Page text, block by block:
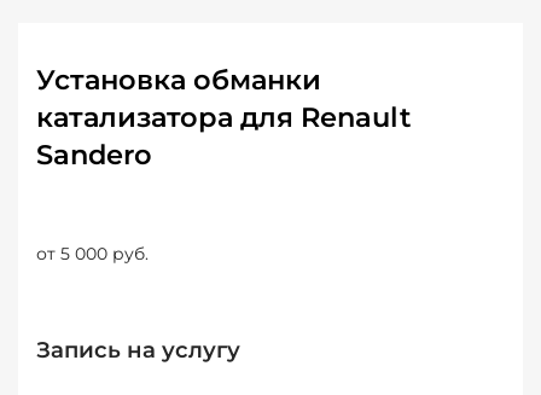
Установка обманки
катализатора для Renault
Sandero
от 5 000 руб.
Запись на услугу